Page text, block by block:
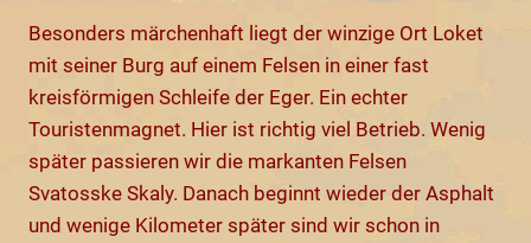
Besonders märchenhaft liegt der winzige Ort Loket
mit seiner Burg auf einem Felsen in einer fast
kreisförmigen Schleife der Eger. Ein echter
Touristenmagnet. Hier ist richtig viel Betrieb. Wenig
später passieren wir die markanten Felsen
Svatosske Skaly. Danach beginnt wieder der Asphalt
und wenige Kilometer später sind wir schon in